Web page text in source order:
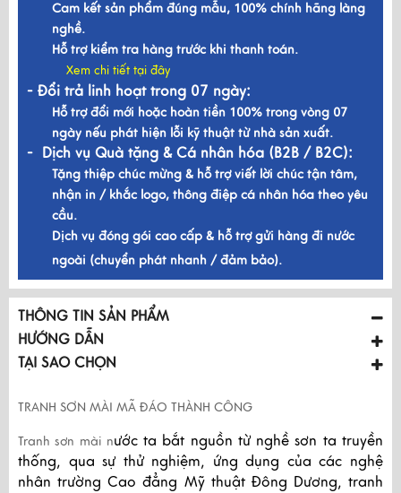
Cam kết sản phẩm đúng mẫu, 100% chính hãng làng
nghề.
Hỗ trợ kiểm tra hàng trước khi thanh toán.
Xem chi tiết tại đây
- Đổi trả linh hoạt trong 07 ngày:
Hỗ trợ đổi mới hoặc hoàn tiền 100% trong vòng 07
ngày nếu phát hiện lỗi kỹ thuật từ nhà sản xuất.
- Dịch vụ Quà tặng & Cá nhân hóa (B2B / B2C):
Tặng thiệp chúc mừng & hỗ trợ viết lời chúc tận tâm,
nhận in / khắc logo, thông điệp cá nhân hóa theo yêu
cầu.
Dịch vụ đóng gói cao cấp & hỗ trợ gửi hàng đi nước
ngoài (chuyển phát nhanh / đảm bảo).
THÔNG TIN SẢN PHẨM
HƯỚNG DẪN
TẠI SAO CHỌN
TRANH SƠN MÀI MÃ ĐÁO THÀNH CÔNG
Tranh sơn mài nước ta bắt nguồn từ nghề sơn ta truyền
thống, qua sự thử nghiệm, ứng dụng của các nghệ
nhân trường Cao đẳng Mỹ thuật Đông Dương, tranh